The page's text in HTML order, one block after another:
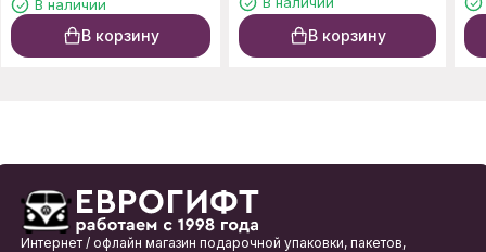
сетка 37*37см
В наличии
В корзину
37*37см
В корзину
Интернет / офлайн магазин подарочной упаковки, пакетов,